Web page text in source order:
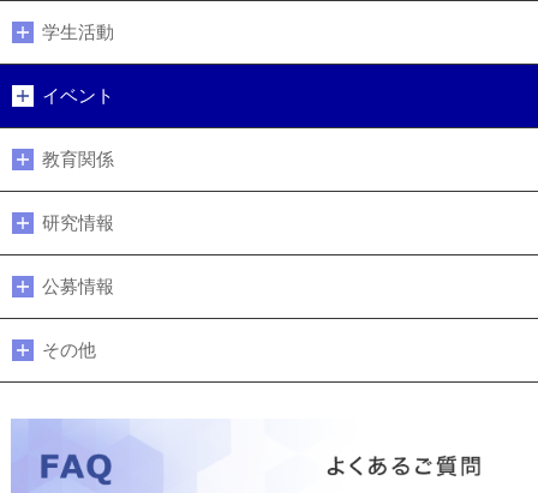
学生活動
イベント
教育関係
研究情報
公募情報
その他